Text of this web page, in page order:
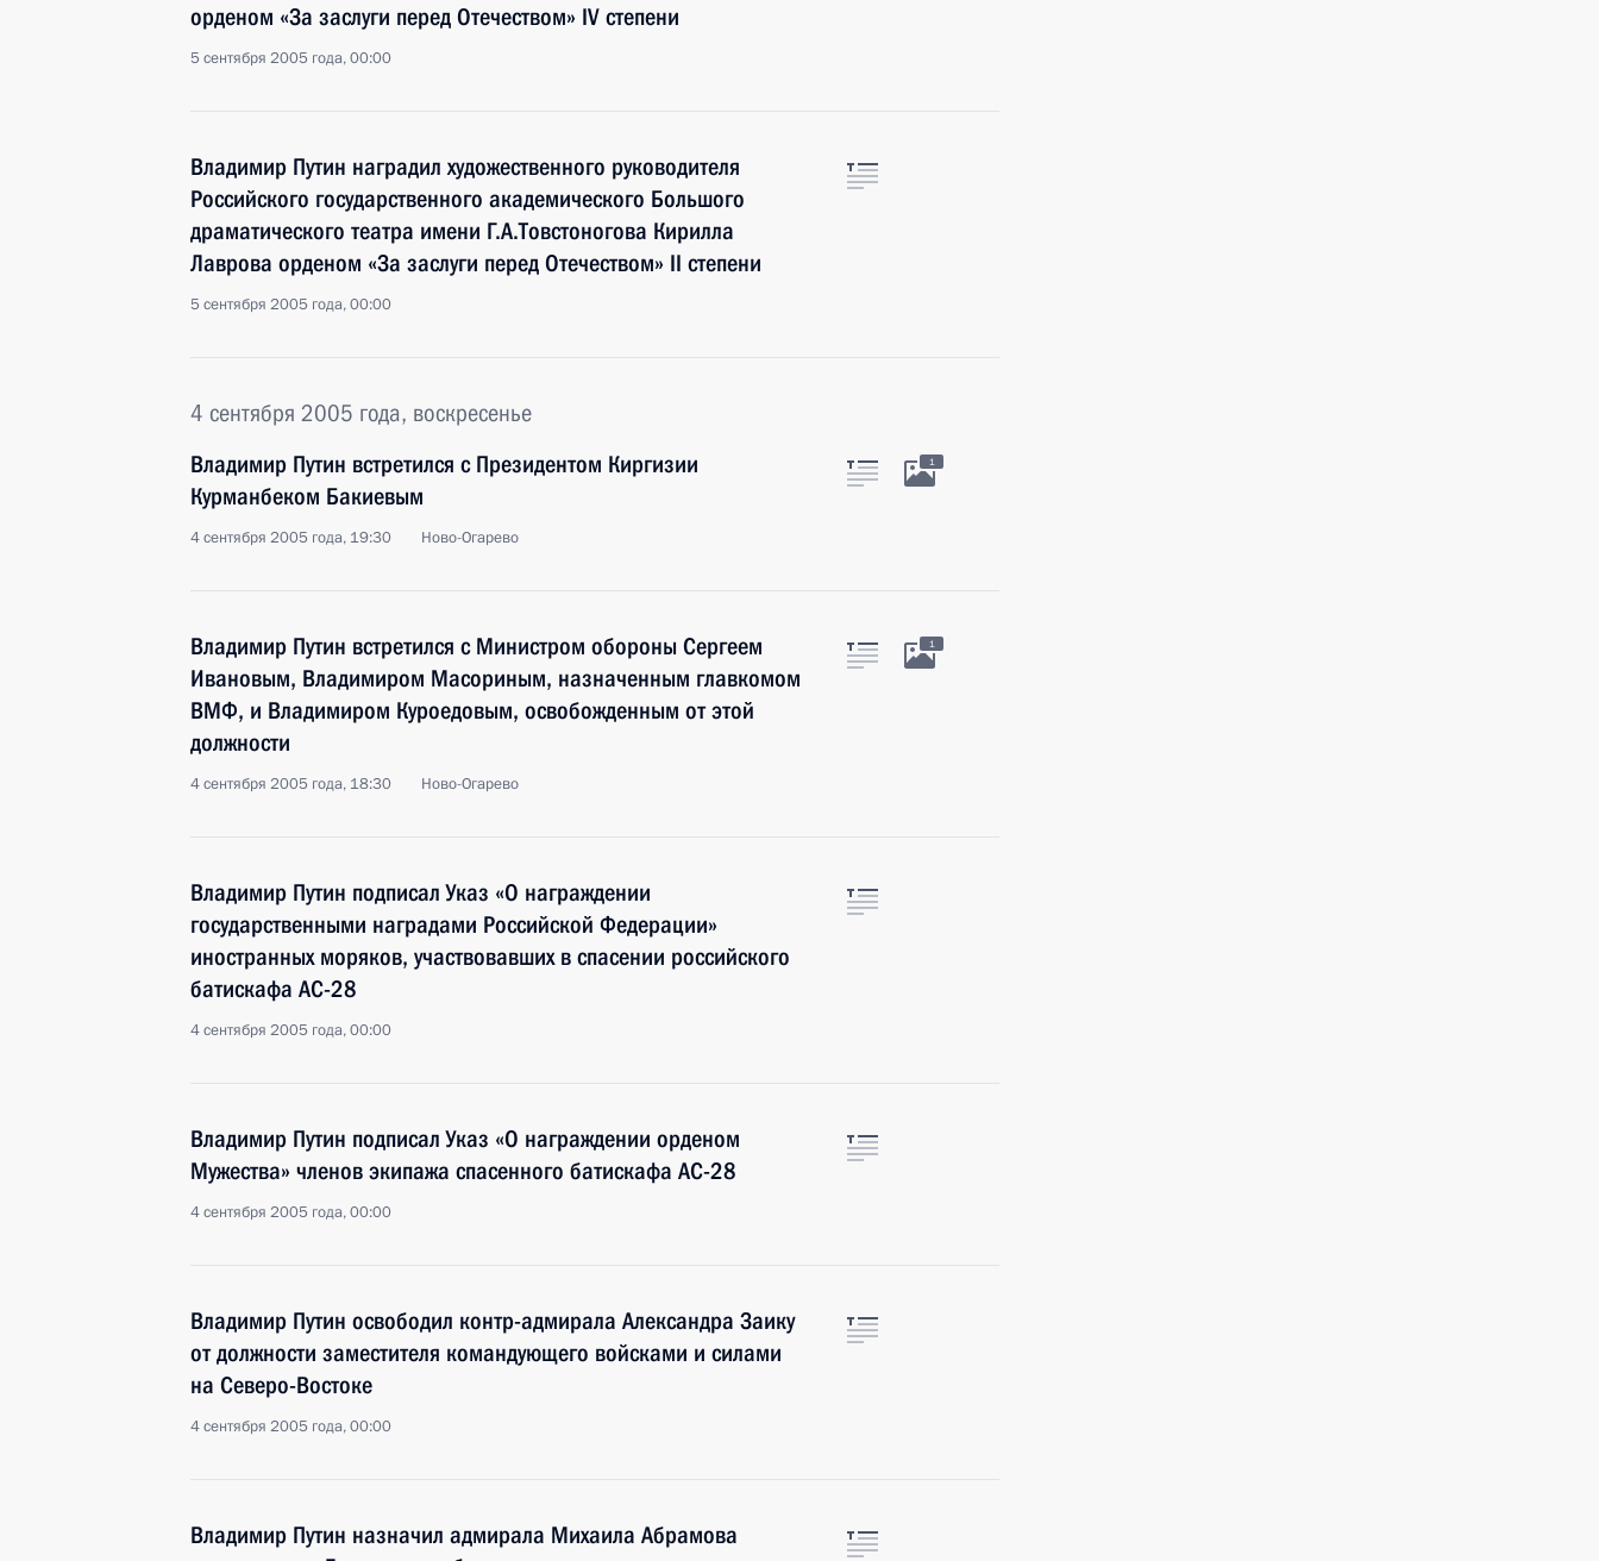
орденом «За заслуги перед Отечеством» IV степени
5 сентября 2005 года, 00:00
Владимир Путин наградил художественного руководителя
Российского государственного академического Большого
драматического театра имени Г.А.Товстоногова Кирилла
Лаврова орденом «За заслуги перед Отечеством» II степени
5 сентября 2005 года, 00:00
4 сентября 2005 года, воскресенье
Владимир Путин встретился с Президентом Киргизии
Курманбеком Бакиевым
4 сентября 2005 года, 19:30 Ново-Огарево
1
Владимир Путин встретился с Министром обороны Сергеем
Ивановым, Владимиром Масориным, назначенным главкомом
ВМФ, и Владимиром Куроедовым, освобожденным от этой
должности
4 сентября 2005 года, 18:30 Ново-Огарево
1
Владимир Путин подписал Указ «О награждении
государственными наградами Российской Федерации»
иностранных моряков, участвовавших в спасении российского
батискафа АС-28
4 сентября 2005 года, 00:00
Владимир Путин подписал Указ «О награждении орденом
Мужества» членов экипажа спасенного батискафа АС-28
4 сентября 2005 года, 00:00
Владимир Путин освободил контр-адмирала Александра Заику
от должности заместителя командующего войсками и силами
на Северо-Востоке
4 сентября 2005 года, 00:00
Владимир Путин назначил адмирала Михаила Абрамова